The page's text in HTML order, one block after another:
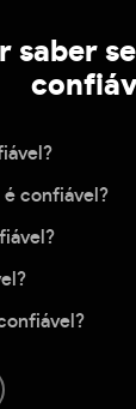
saber
confiável?